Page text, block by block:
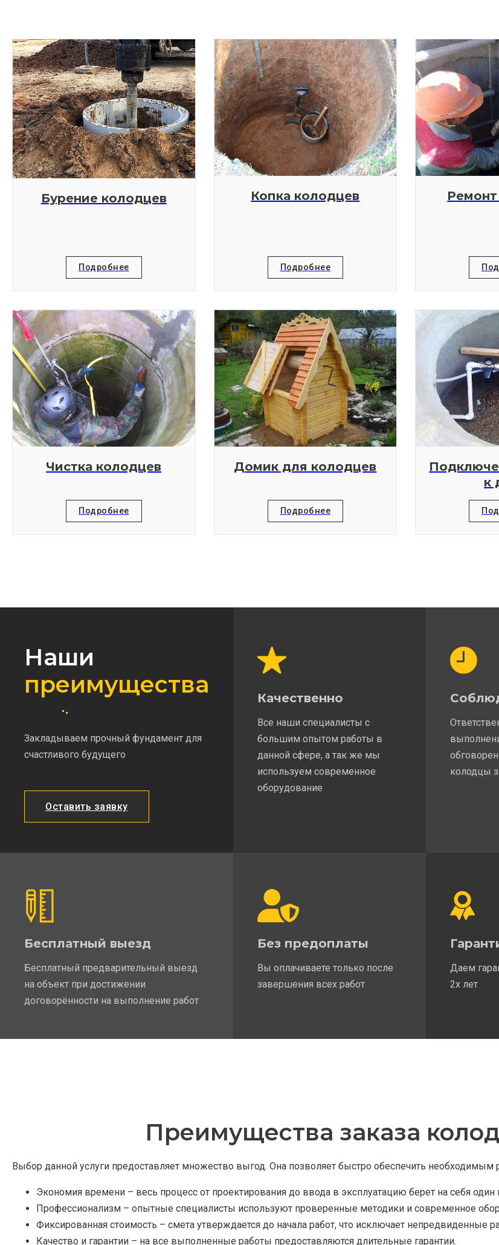
Бурение колодцев
Подробнее
Копка колодцев
Подробнее
Чистка колодцев
Подробнее
Домик для колодцев
Подробнее
к
Наши
преимущества
Закладываем прочный фундамент для
счастливого будущего
Оставить заявку
Качественно
Все наши специалисты с
большим опытом работы в
данной сфере, а так же мы
используем современное
оборудование
колодцы
Бесплатный выезд
Бесплатный предварительный выезд
на объект при достижении
договорённости на выполнение работ
Без предоплаты
Вы оплачиваете только после
завершения всех работ
Даем
2х лет
Преимущества заказа
Выбор данной услуги предоставляет множество выгод. Она позволяет быстро обеспечить
Экономия времени – весь процесс от проектирования до ввода в эксплуатацию берет на себя один
Профессионализм – опытные специалисты используют проверенные методики и современное
Фиксированная стоимость – смета утверждается до начала работ, что исключает непредвиденные
Качество и гарантии – на все выполненные работы предоставляются длительные гарантии.